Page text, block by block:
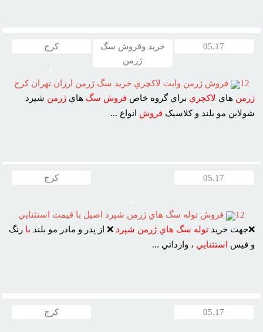
05.17
خرید وفروش سگ
ژرمن
کرج
12
فروش ژرمن وايت لاکچري خريد سگ ژرمن ارزان تهران کرج
ژرمن هاي لاکچري براي گروه خاص فروش سگ هايژرمن شپرد
شولاين مو بلند و کلاسيک فروش انواع ...
05.17 کرج
12
فروش توله سگ هاي ژرمن شپرد اصيل با قيمت استثنايي
❌جهت خريدتوله سگ هاي ژرمن شپرد ❌ از پدر و مادر مو بلند با رنگ
و فيس
استثنايي ، وارداتي ...
05.17 کرج